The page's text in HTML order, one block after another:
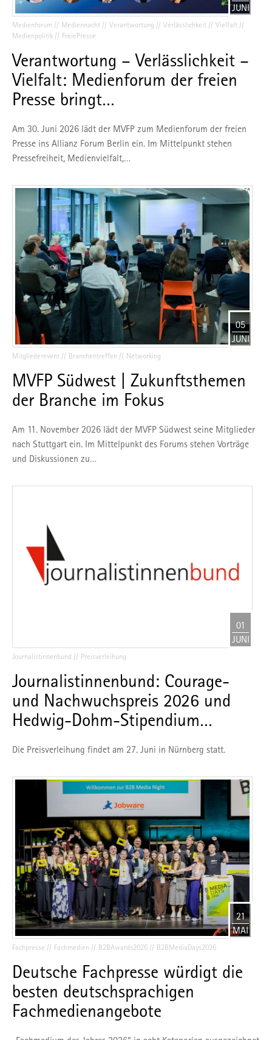
JUNI
Medienforum Mediennacht Verantwortung Verlässlichkeit
Vielfalt
Medienpolitik
FreiePresse
Verantwortung – Verlässlichkeit –
Vielfalt: Medienforum der freien
Presse bringt…
Am 30. Juni 2026 lädt der MVFP zum Medienforum der freien
Presse ins Allianz Forum Berlin ein. Im Mittelpunkt stehen
Pressefreiheit, Medienvielfalt,…
05
JUNI
Mitgliederevent Branchentreffen Networking
MVFP Südwest | Zukunftsthemen
der Branche im Fokus
Am 11. November 2026 lädt der MVFP Südwest seine Mitglieder
nach Stuttgart ein. Im Mittelpunkt des Forums stehen Vorträge
und Diskussionen zu…
01
JUNI
Journalistinnenbund Preisverleihung
Journalistinnenbund: Courage-
und Nachwuchspreis 2026 und
Hedwig-Dohm-Stipendium…
Die Preisverleihung findet am 27. Juni in Nürnberg statt.
21
MAI
Fachpresse Fachmedien B2BAwards2026 B2BMediaDays2026
Deutsche Fachpresse würdigt die
besten deutschsprachigen
Fachmedienangebote